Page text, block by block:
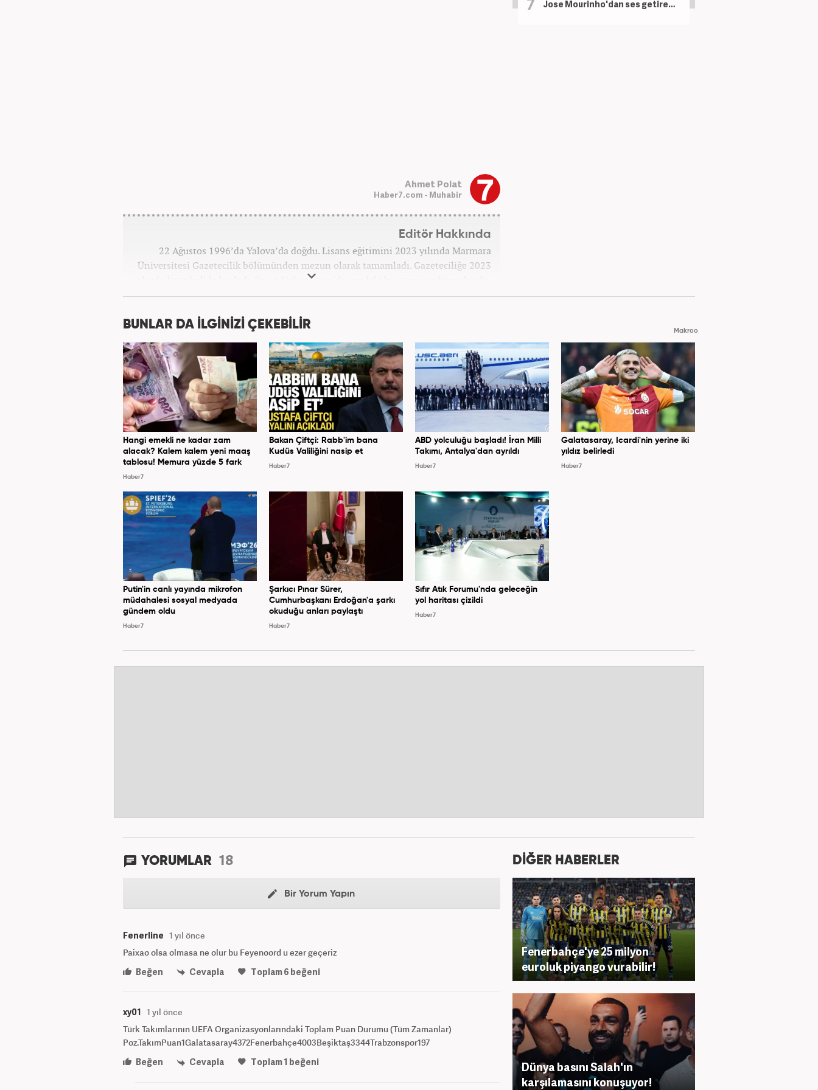
Ahmet Polat
Haber7.com - Muhabir
Editör Hakkında
22 Ağustos 1996’da Yalova’da doğdu. Lisans eğitimini 2023 yılında Marmara
Üniversitesi Gazetecilik bölümünden mezun olarak tamamladı. Gazeteciliğe 2023
yılında İstanbul’da başladı. Şu an Haber7.com’da mesleki hayatını sürdürmektedir.
Jose Mourinho'dan ses getirecek hamle! 140 milyon Euro'luk yıldız resmen açıklandı
BUNLAR DA İLGİNİZİ ÇEKEBİLİR Makroo
Hangi emekli ne kadar zam
alacak? Kalem kalem yeni maaş
tablosu! Memura yüzde 5 fark
Haber7
Bakan Çiftçi: Rabb'im bana
Kudüs Valiliğini nasip et
Haber7
ABD yolculuğu başladı! İran Milli
Takımı, Antalya'dan ayrıldı
Haber7
Galatasaray, Icardi'nin yerine iki
yıldız belirledi
Haber7
Putin'in canlı yayında mikrofon
müdahalesi sosyal medyada
gündem oldu
Haber7
Şarkıcı Pınar Sürer,
Cumhurbaşkanı Erdoğan'a şarkı
okuduğu anları paylaştı
Haber7
Sıfır Atık Forumu'nda geleceğin
yol haritası çizildi
Haber7
YORUMLAR 18
Bir Yorum Yapın
Fenerline 1 yıl önce
Paixao olsa olmasa ne olur bu Feyenoord u ezer geçeriz
Beğen
Cevapla Toplam6 beğeni
xy01 1 yıl önce
Türk Takımlarının UEFA Organizasyonlarındaki Toplam Puan Durumu (Tüm Zamanlar)
Poz.TakımPuan1Galatasaray4372Fenerbahçe4003Beşiktaş3344Trabzonspor197
Beğen
Cevapla Toplam1 beğeni
DİĞER HABERLER
Fenerbahçe'ye 25 milyon
euroluk piyango vurabilir!
Dünya basını Salah'ın
karşılamasını konuşuyor!